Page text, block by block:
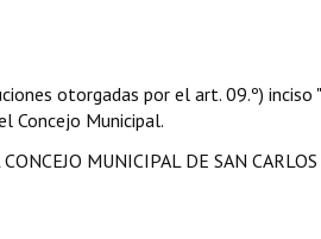
otorgadas por el art. 09.º)
Concejo Municipal.
MUNICIPAL DE SAN